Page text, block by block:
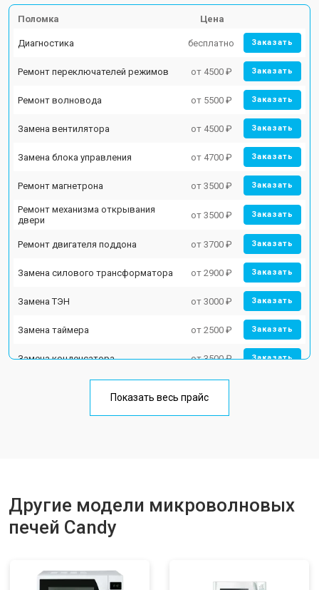
Поломка Цена
Диагностика бесплатно Заказать
Ремонт переключателей режимов от 4500 ₽ Заказать
Ремонт волновода от 5500 ₽ Заказать
Замена вентилятора от 4500 ₽ Заказать
Замена блока управления от 4700 ₽ Заказать
Ремонт магнетрона от 3500 ₽ Заказать
Ремонт механизма открывания
двери
от 3500 ₽ Заказать
Ремонт двигателя поддона от 3700 ₽ Заказать
Замена силового трансформатора от 2900 ₽ Заказать
Замена ТЭН от 3000 ₽ Заказать
Замена таймера от 2500 ₽ Заказать
Замена конденсатора от 3500 ₽ Заказать
Ремонт платы управления
Замена лампочки от 2400 ₽
Показать весь прайс
Другие модели микроволновых
печей Candy